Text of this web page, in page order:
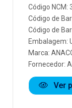
Código NCM:
Código de
Código de
Embalagem:
Marca:
Fornecedor:
Ver